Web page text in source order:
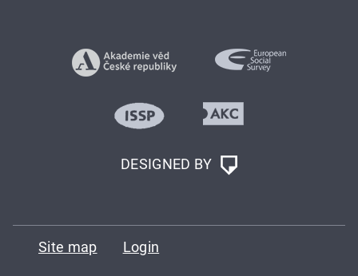
DESIGNED BY
Site map Login